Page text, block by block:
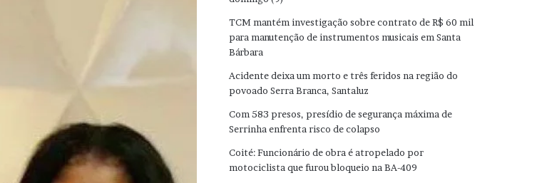
TCM mantém investigação sobre contrato de R$ 60 mil
para manutenção de instrumentos musicais em Santa
Bárbara
Acidente deixa um morto e três feridos na região do
povoado Serra Branca, Santaluz
Com 583 presos, presídio de segurança máxima de
Serrinha enfrenta risco de colapso
Coité: Funcionário de obra é atropelado por
motociclista que furou bloqueio na BA-409